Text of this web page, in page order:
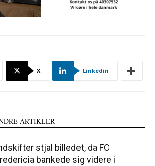
X Linkedin
ARTIKLER
stjal billedet, da FC
bankede sig videre i